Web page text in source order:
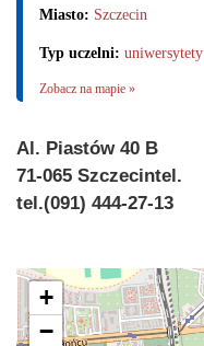
Miasto: Szczecin
Typ uczelni: uniwersytety
Zobacz na mapie »
Al. Piastów 40 B
71-065 Szczecintel.
tel.(091) 444-27-13
+
−